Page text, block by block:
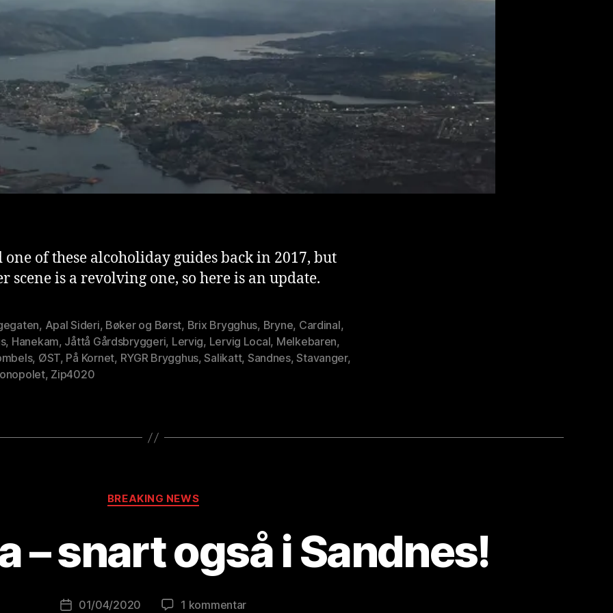
one of these alcoholiday guides back in 2017, but
scene is a revolving one, so here is an update.
, Apal Sideri, Bøker og Børst, Brix Brygghus, Bryne, Cardinal,
, Hanekam, Jåttå Gårdsbryggeri, Lervig, Lervig Local, Melkebaren,
, ØST, På Kornet, RYGR Brygghus,Salikatt, Sandnes,Stavanger,
, Zip4020
Kategorier
BREAKING NEWS
– snart også i Sandnes!
Innleggsforfatter
A
r
e
Publiseringsdato
01/04/2020 1 kommentartil